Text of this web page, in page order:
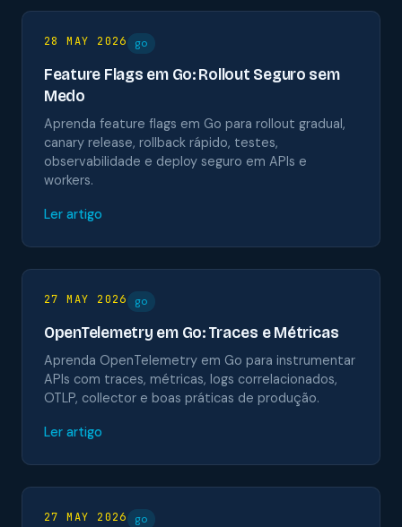
28 MAY 2026 go
Feature Flags em Go: Rollout Seguro sem
Medo
Aprenda feature flags em Go para rollout gradual,
canary release, rollback rápido, testes,
observabilidade e deploy seguro em APIs e
workers.
Ler artigo
27 MAY 2026 go
OpenTelemetry em Go: Traces e Métricas
Aprenda OpenTelemetry em Go para instrumentar
APIs com traces, métricas, logs correlacionados,
OTLP, collector e boas práticas de produção.
Ler artigo
27 MAY 2026 go